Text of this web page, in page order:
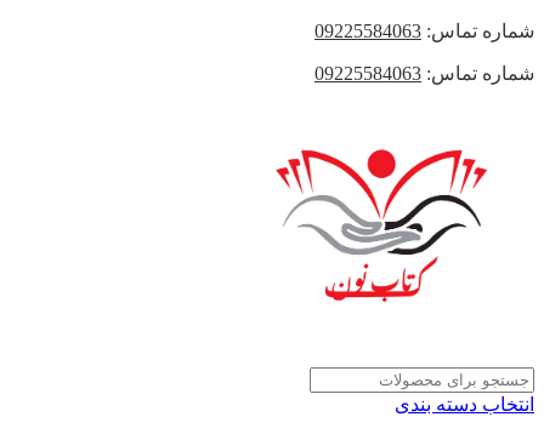
شماره تماس: 09225584063
شماره تماس: 09225584063
انتخاب دسته بندی